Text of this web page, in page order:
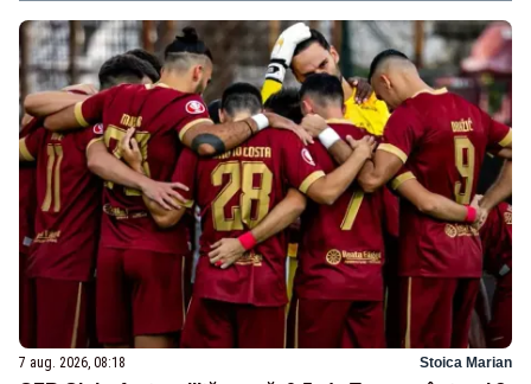
7 aug. 2026, 08:18 Stoica Marian